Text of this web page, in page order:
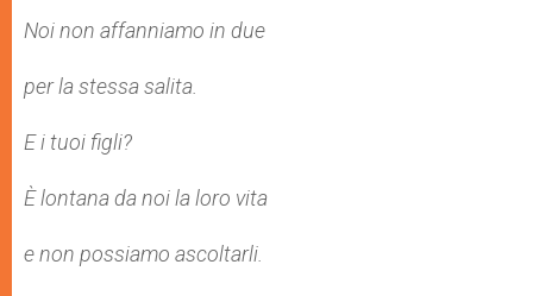
Noi non affanniamo in due
per la stessa salita.
E i tuoi figli?
È lontana da noi la loro vita
e non possiamo ascoltarli.